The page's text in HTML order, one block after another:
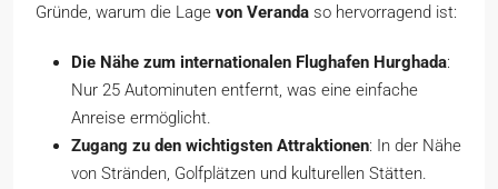
Gründe, warum die Lage von Veranda so hervorragend ist:
Die Nähe zum internationalen Flughafen Hurghada:
Nur 25 Autominuten entfernt, was eine einfache
Anreise ermöglicht.
Zugang zu den wichtigsten Attraktionen: In der Nähe
von Stränden, Golfplätzen und kulturellen Stätten.